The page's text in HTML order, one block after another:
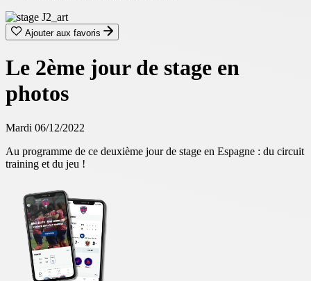
Ajouter aux favoris
Le 2ème jour de stage en
photos
Mardi 06/12/2022
Au programme de ce deuxième jour de stage en Espagne : du circuit
training et du jeu !